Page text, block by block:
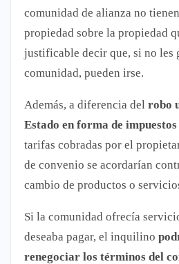
comunidad de alianza no
propiedad sobre la propiedad
justificable decir que, si no les
comunidad, pueden irse.
Además, a diferencia del robo
Estado en forma de impuestos
tarifas cobradas por el
de convenio se acordarían
cambio de productos o
Si la comunidad ofrecía
deseaba pagar, el inquilino
renegociar los términos del